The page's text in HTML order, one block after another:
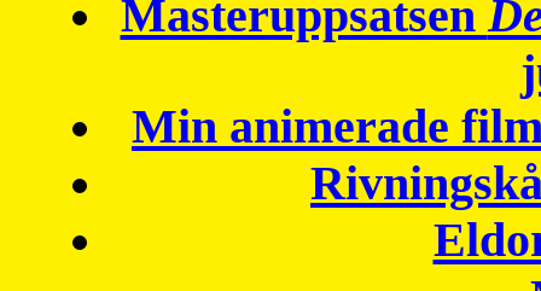
Masteruppsatsen
Min animerade